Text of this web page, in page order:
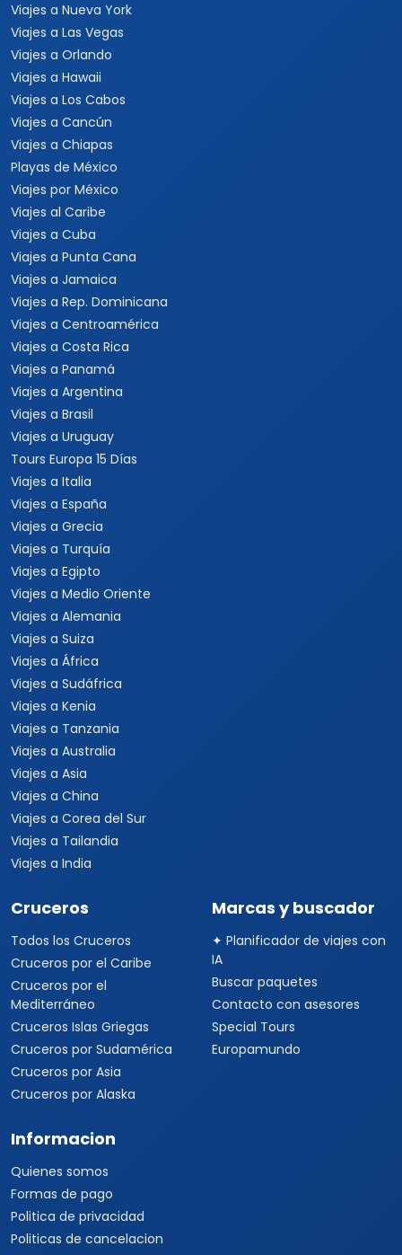
Viajes a Nueva York
Viajes a Las Vegas
Viajes a Orlando
Viajes a Hawaii
Viajes a Los Cabos
Viajes a Cancún
Viajes a Chiapas
Playas de México
Viajes por México
Viajes al Caribe
Viajes a Cuba
Viajes a Punta Cana
Viajes a Jamaica
Viajes a Rep. Dominicana
Viajes a Centroamérica
Viajes a Costa Rica
Viajes a Panamá
Viajes a Argentina
Viajes a Brasil
Viajes a Uruguay
Tours Europa 15 Días
Viajes a Italia
Viajes a España
Viajes a Grecia
Viajes a Turquía
Viajes a Egipto
Viajes a Medio Oriente
Viajes a Alemania
Viajes a Suiza
Viajes a África
Viajes a Sudáfrica
Viajes a Kenia
Viajes a Tanzania
Viajes a Australia
Viajes a Asia
Viajes a China
Viajes a Corea del Sur
Viajes a Tailandia
Viajes a India
Cruceros
Todos los Cruceros
Cruceros por el Caribe
Cruceros por el
Mediterráneo
Cruceros Islas Griegas
Cruceros por Sudamérica
Cruceros por Asia
Cruceros por Alaska
Marcas y buscador
✦ Planificador de viajes con
IA
Buscar paquetes
Contacto con asesores
Special Tours
Europamundo
Informacion
Quienes somos
Formas de pago
Politica de privacidad
Politicas de cancelacion